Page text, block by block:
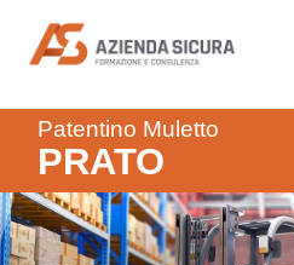
Azienda Sicura
Patentino Muletto
PRATO